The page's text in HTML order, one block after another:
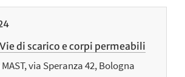
di scarico e corpi permeabili
via Speranza 42, Bologna